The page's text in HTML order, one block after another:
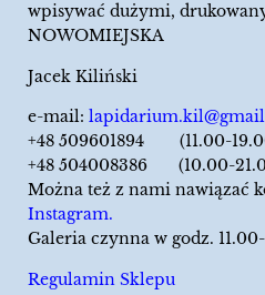
wpisywać dużymi,
NOWOMIEJSKA
Jacek Kiliński
e-mail:
+48 509601894 (11.00-
+48 504008386 (10.00-
Można też z nami nawiązać
Instagram.
Galeria czynna w godz.
Regulamin Sklepu